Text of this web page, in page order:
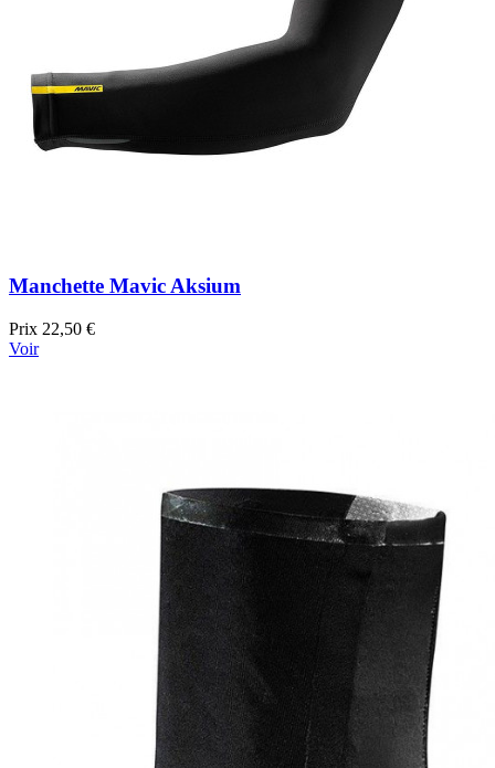
Manchette Mavic Aksium
Prix 22,50 €
Voir